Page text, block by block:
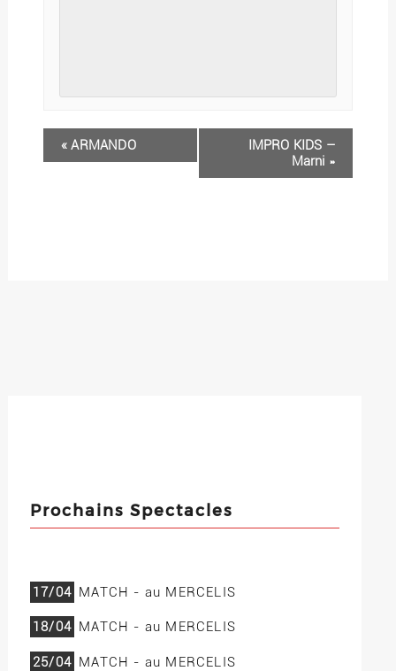
« ARMANDO
IMPRO KIDS –
Marni »
Prochains Spectacles
17/04 MATCH - au MERCELIS
18/04 MATCH - au MERCELIS
25/04 MATCH - au MERCELIS